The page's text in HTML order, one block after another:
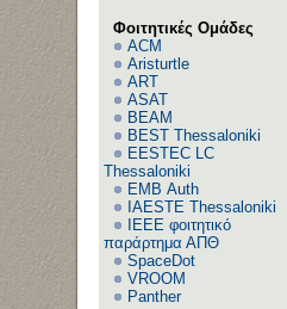
Φοιτητικές Ομάδες
ACM
Aristurtle
ART
ASAT
BEAM
BEST Thessaloniki
EESTEC LC
Thessaloniki
EΜΒ Auth
IAESTE Thessaloniki
IEEE φοιτητικό
παράρτημα ΑΠΘ
SpaceDot
VROOM
Panther